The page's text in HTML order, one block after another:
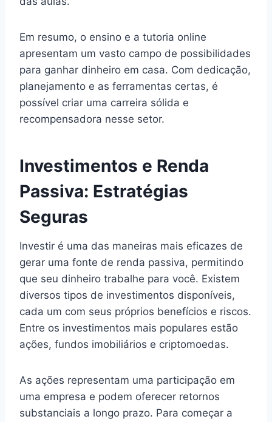
Em resumo, o ensino e a tutoria online
apresentam um vasto campo de possibilidades
para ganhar dinheiro em casa. Com dedicação,
planejamento e as ferramentas certas, é
possível criar uma carreira sólida e
recompensadora nesse setor.
Investimentos e Renda
Passiva: Estratégias
Seguras
Investir é uma das maneiras mais eficazes de
gerar uma fonte de renda passiva, permitindo
que seu dinheiro trabalhe para você. Existem
diversos tipos de investimentos disponíveis,
cada um com seus próprios benefícios e riscos.
Entre os investimentos mais populares estão
ações, fundos imobiliários e criptomoedas.
As ações representam uma participação em
uma empresa e podem oferecer retornos
substanciais a longo prazo. Para começar a